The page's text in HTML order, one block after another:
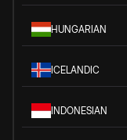
HUNGARIAN
ICELANDIC
INDONESIAN